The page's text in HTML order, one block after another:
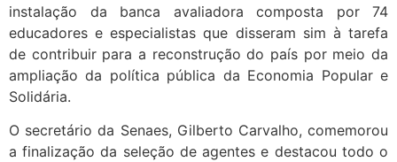
instalação da banca avaliadora composta por 74
educadores e especialistas que disseram sim à tarefa
de contribuir para a reconstrução do país por meio da
ampliação da política pública da Economia Popular e
Solidária.
O secretário da Senaes, Gilberto Carvalho, comemorou
a finalização da seleção de agentes e destacou todo o